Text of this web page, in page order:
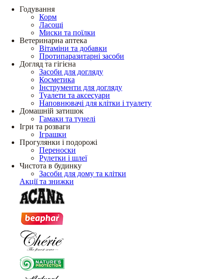
Годування
Корм
Ласощі
Миски та поїлки
Ветеринарна аптека
Вітаміни та добавки
Протипаразитарні засоби
Догляд та гігієна
Засоби для догляду
Косметика
Інструменти для догляду
Туалети та аксесуари
Наповнювачі для клітки і туалету
Домашній затишок
Гамаки та тунелі
Ігри та розваги
Іграшки
Прогулянки і подорожі
Переноски
Рулетки і шлеї
Чистота в будинку
Засоби для дому та клітки
Акції та знижки